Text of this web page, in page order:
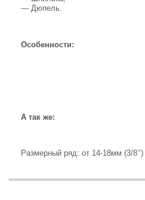
— Дюпель.
Особенности:
А так же:
Размерный ряд: от 14-18мм (3/8’’)